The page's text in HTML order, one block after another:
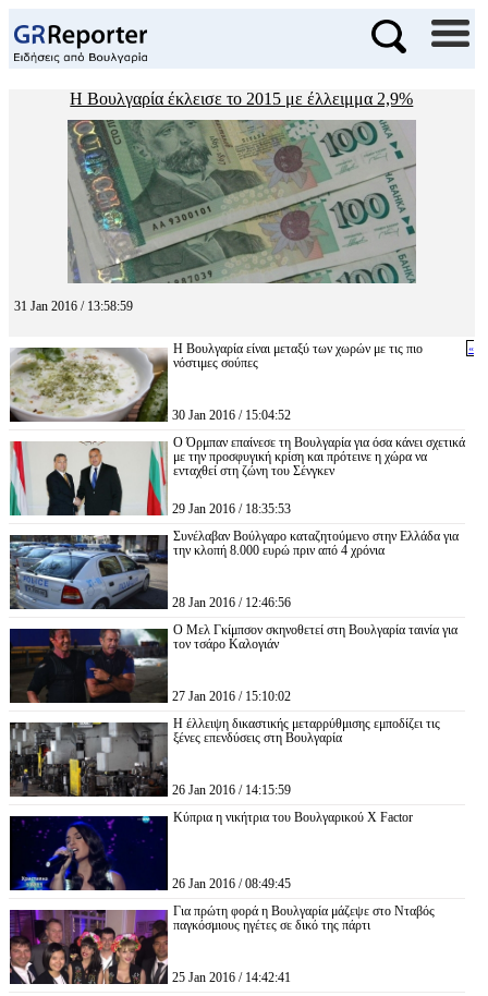
Η Βουλγαρία έκλεισε το 2015 με έλλειμμα 2,9%
31 Jan 2016 / 13:58:59
Η Βουλγαρία είναι μεταξύ των χωρών με τις πιο
νόστιμες σούπες
30 Jan 2016 / 15:04:52
Ο Όρμπαν επαίνεσε τη Βουλγαρία για όσα κάνει σχετικά
με την προσφυγική κρίση και πρότεινε η χώρα να
ενταχθεί στη ζώνη του Σένγκεν
29 Jan 2016 / 18:35:53
Συνέλαβαν Βούλγαρο καταζητούμενο στην Ελλάδα για
την κλοπή 8.000 ευρώ πριν από 4 χρόνια
28 Jan 2016 / 12:46:56
Ο Μελ Γκίμπσον σκηνοθετεί στη Βουλγαρία ταινία για
τον τσάρο Καλογιάν
27 Jan 2016 / 15:10:02
Η έλλειψη δικαστικής μεταρρύθμισης εμποδίζει τις
ξένες επενδύσεις στη Βουλγαρία
26 Jan 2016 / 14:15:59
Κύπρια η νικήτρια του Βουλγαρικού X Factor
26 Jan 2016 / 08:49:45
Για πρώτη φορά η Βουλγαρία μάζεψε στο Νταβός
παγκόσμιους ηγέτες σε δικό της πάρτι
25 Jan 2016 / 14:42:41
«